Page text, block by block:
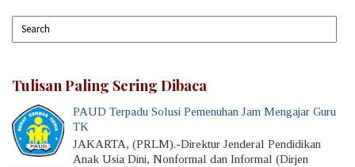
Tulisan Paling Sering Dibaca
PAUD Terpadu Solusi Pemenuhan Jam Mengajar Guru
TK
JAKARTA, (PRLM).-Direktur Jenderal Pendidikan
Anak Usia Dini, Nonformal dan Informal (Dirjen